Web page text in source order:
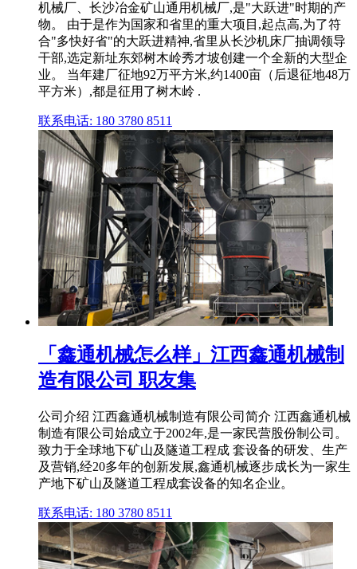
机械厂、长沙冶金矿山通用机械厂,是"大跃进"时期的产
物。 由于是作为国家和省里的重大项目,起点高,为了符
合"多快好省"的大跃进精神,省里从长沙机床厂抽调领导
干部,选定新址东郊树木岭秀才坡创建一个全新的大型企
业。 当年建厂征地92万平方米,约1400亩（后退征地48万
平方米）,都是征用了树木岭 .
联系电话: 180 3780 8511
「鑫通机械怎么样」江西鑫通机械制
造有限公司 职友集
公司介绍 江西鑫通机械制造有限公司简介 江西鑫通机械
制造有限公司始成立于2002年,是一家民营股份制公司。
致力于全球地下矿山及隧道工程成 套设备的研发、生产
及营销,经20多年的创新发展,鑫通机械逐步成长为一家生
产地下矿山及隧道工程成套设备的知名企业。
联系电话: 180 3780 8511